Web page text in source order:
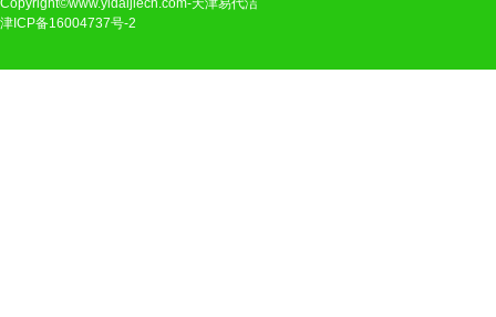
Copyright©www.yidaijiecn.com-天津易代洁
津ICP备16004737号-2